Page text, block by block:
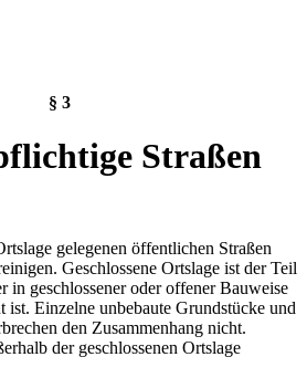
§ 3
Straßen
gelegenen öffentlichen Straßen
Geschlossene Ortslage ist der Teil
in geschlossener oder offener Bauweise
ist. Einzelne unbebaute Grundstücke und
den Zusammenhang nicht.
der geschlossenen Ortslage